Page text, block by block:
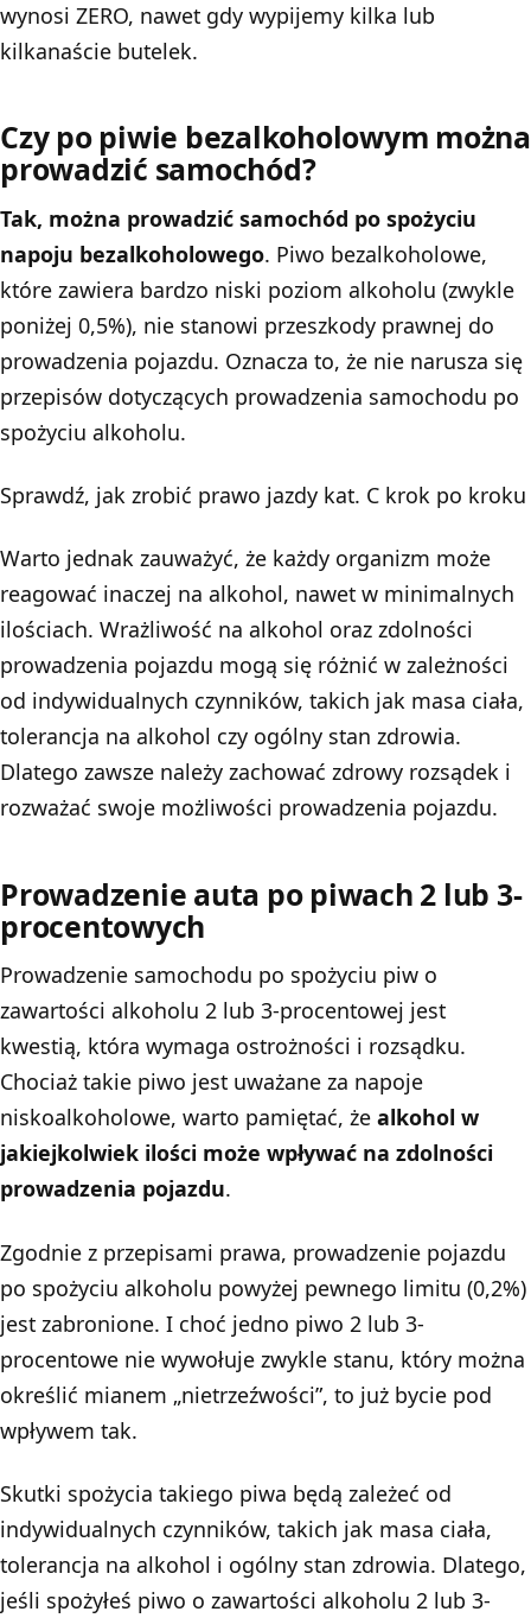
wynosi ZERO, nawet gdy wypijemy kilka lub
kilkanaście butelek.
Czy po piwie bezalkoholowym można
prowadzić samochód?
Tak, można prowadzić samochód po spożyciu
napoju bezalkoholowego. Piwo bezalkoholowe,
które zawiera bardzo niski poziom alkoholu (zwykle
poniżej 0,5%), nie stanowi przeszkody prawnej do
prowadzenia pojazdu. Oznacza to, że nie narusza się
przepisów dotyczących prowadzenia samochodu po
spożyciu alkoholu.
Sprawdź, jak zrobić prawo jazdy kat. C krok po kroku
Warto jednak zauważyć, że każdy organizm może
reagować inaczej na alkohol, nawet w minimalnych
ilościach. Wrażliwość na alkohol oraz zdolności
prowadzenia pojazdu mogą się różnić w zależności
od indywidualnych czynników, takich jak masa ciała,
tolerancja na alkohol czy ogólny stan zdrowia.
Dlatego zawsze należy zachować zdrowy rozsądek i
rozważać swoje możliwości prowadzenia pojazdu.
Prowadzenie auta po piwach 2 lub 3-
procentowych
Prowadzenie samochodu po spożyciu piw o
zawartości alkoholu 2 lub 3-procentowej jest
kwestią, która wymaga ostrożności i rozsądku.
Chociaż takie piwo jest uważane za napoje
niskoalkoholowe, warto pamiętać, że alkohol w
jakiejkolwiek ilości może wpływać na zdolności
prowadzenia pojazdu.
Zgodnie z przepisami prawa, prowadzenie pojazdu
po spożyciu alkoholu powyżej pewnego limitu (0,2%)
jest zabronione. I choć jedno piwo 2 lub 3-
procentowe nie wywołuje zwykle stanu, który można
określić mianem „nietrzeźwości”, to już bycie pod
wpływem tak.
Skutki spożycia takiego piwa będą zależeć od
indywidualnych czynników, takich jak masa ciała,
tolerancja na alkohol i ogólny stan zdrowia. Dlatego,
jeśli spożyłeś piwo o zawartości alkoholu 2 lub 3-